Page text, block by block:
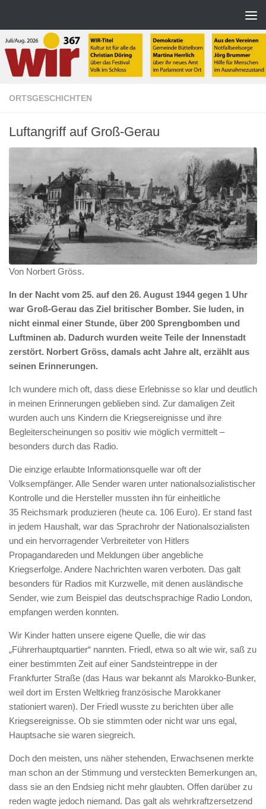
ORTSGESCHICHTEN
Luftangriff auf Groß-Gerau
Von Norbert Gröss.
In der Nacht vom 25. auf den 26. August 1944 gegen 1 Uhr
war Groß-Gerau das Ziel britischer Bomber. Sie luden, in
nicht einmal einer Stunde, über 200 Sprengbomben und
Luftminen ab. Dadurch wurden weite Teile der Innenstadt
zerstört. Norbert Gröss, damals acht Jahre alt, erzählt aus
seinen Erinnerungen.
Ich wundere mich oft, dass diese Erlebnisse so klar und deutlich
in meinen Erinnerungen geblieben sind. Zur damaligen Zeit
wurden auch uns Kindern die Kriegsereignisse und ihre
Begleiterscheinungen so positiv wie möglich vermittelt –
besonders durch das Radio.
Die einzige erlaubte Informationsquelle war oft der
Volksempfänger. Alle Sender waren unter nationalsozialistischer
Kontrolle und die Hersteller mussten ihn für einheitliche
35 Reichsmark produzieren (heute ca. 106 Euro). Er stand fast
in jedem Haushalt, war das Sprachrohr der Nationalsozialisten
und ein hervorragender Verbreiteter von Hitlers
Propagandareden und Meldungen über angebliche
Kriegserfolge. Andere Nachrichten waren verboten. Das galt
besonders für Radios mit Kurzwelle, mit denen ausländische
Sender, wie zum Beispiel das deutschsprachige Radio London,
empfangen werden konnten.
Wir Kinder hatten unsere eigene Quelle, die wir das
„Führerhauptquartier“ nannten. Friedl, etwa so alt wie wir, saß zu
einer bestimmten Zeit auf einer Sandsteintreppe in der
Frankfurter Straße (das Haus war bekannt als Marokko-Bunker,
weil dort im Ersten Weltkrieg französische Marokkaner
stationiert waren). Der Friedl wusste zu berichten über alle
Kriegsereignisse. Ob sie stimmten oder nicht war uns egal,
Hauptsache sie waren siegreich.
Doch den meisten, uns näher stehenden, Erwachsenen merkte
man schon an der Stimmung und versteckten Bemerkungen an,
dass sie an den Endsieg nicht mehr glaubten. Offen darüber zu
reden wagte jedoch niemand. Das galt als wehrkraftzersetzend